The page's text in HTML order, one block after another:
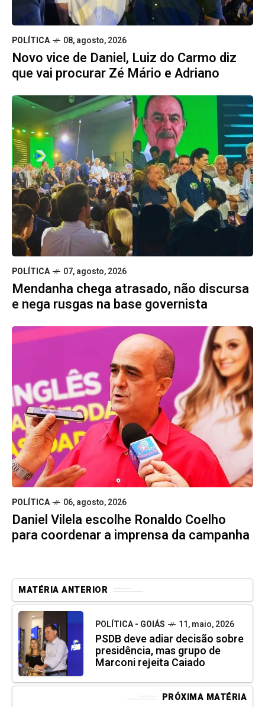
POLÍTICA 08, agosto, 2026
Novo vice de Daniel, Luiz do Carmo diz
que vai procurar Zé Mário e Adriano
POLÍTICA 07, agosto, 2026
Mendanha chega atrasado, não discursa
e nega rusgas na base governista
POLÍTICA 06, agosto, 2026
Daniel Vilela escolhe Ronaldo Coelho
para coordenar a imprensa da campanha
MATÉRIA ANTERIOR
POLÍTICA - GOIÁS 11, maio, 2026
PSDB deve adiar decisão sobre
presidência, mas grupo de
Marconi rejeita Caiado
PRÓXIMA MATÉRIA